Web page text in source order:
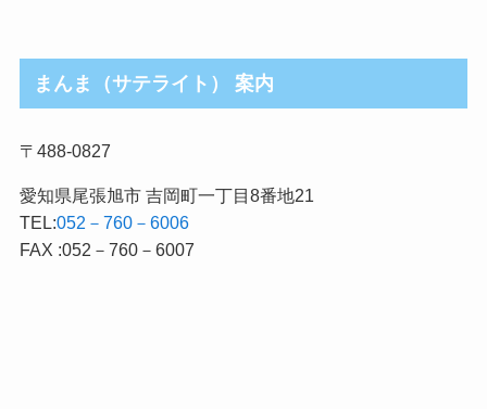
まんま（サテライト） 案内
〒488-0827
愛知県尾張旭市 吉岡町一丁目8番地21
TEL:052－760－6006
FAX :052－760－6007